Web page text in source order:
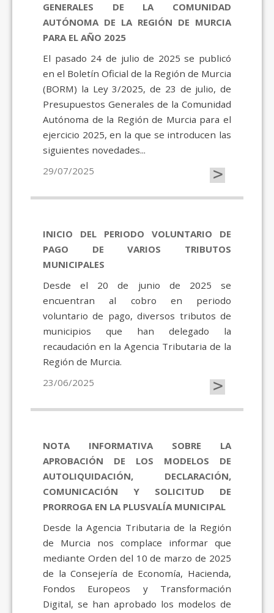
GENERALES DE LA COMUNIDAD
AUTÓNOMA DE LA REGIÓN DE MURCIA
PARA EL AÑO 2025
El pasado 24 de julio de 2025 se publicó
en el Boletín Oficial de la Región de Murcia
(BORM) la Ley 3/2025, de 23 de julio, de
Presupuestos Generales de la Comunidad
Autónoma de la Región de Murcia para el
ejercicio 2025, en la que se introducen las
siguientes novedades...
29/07/2025
>
INICIO DEL PERIODO VOLUNTARIO DE
PAGO DE VARIOS TRIBUTOS
MUNICIPALES
Desde el 20 de junio de 2025 se
encuentran al cobro en periodo
voluntario de pago, diversos tributos de
municipios que han delegado la
recaudación en la Agencia Tributaria de la
Región de Murcia.
23/06/2025
>
NOTA INFORMATIVA SOBRE LA
APROBACIÓN DE LOS MODELOS DE
AUTOLIQUIDACIÓN, DECLARACIÓN,
COMUNICACIÓN Y SOLICITUD DE
PRORROGA EN LA PLUSVALÍA MUNICIPAL
Desde la Agencia Tributaria de la Región
de Murcia nos complace informar que
mediante Orden del 10 de marzo de 2025
de la Consejería de Economía, Hacienda,
Fondos Europeos y Transformación
Digital, se han aprobado los modelos de